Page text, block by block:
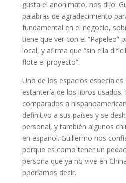
gusta el anonimato, nos dijo.
palabras de agradecimiento
fundamental en el negocio,
tiene que ver con el “Papeleo”
local, y afirma que “sin ella
flote el proyecto”.
Uno de los espacios especiales
estantería de los libros usados.
comparados a
definitivo a sus países y se
personal, y también algunos
en español. Guillermo nos
porque es como tener un
persona que ya no vive en
podríamos decir.